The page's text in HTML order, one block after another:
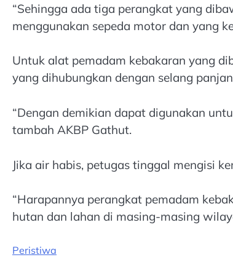
“Sehingga ada tiga perangkat yang
menggunakan sepeda motor dan yang
Untuk alat pemadam kebakaran yang
yang dihubungkan dengan selang
“Dengan demikian dapat digunakan
tambah AKBP Gathut.
Jika air habis, petugas tinggal mengisi
“Harapannya perangkat pemadam
hutan dan lahan di masing-masing
Peristiwa